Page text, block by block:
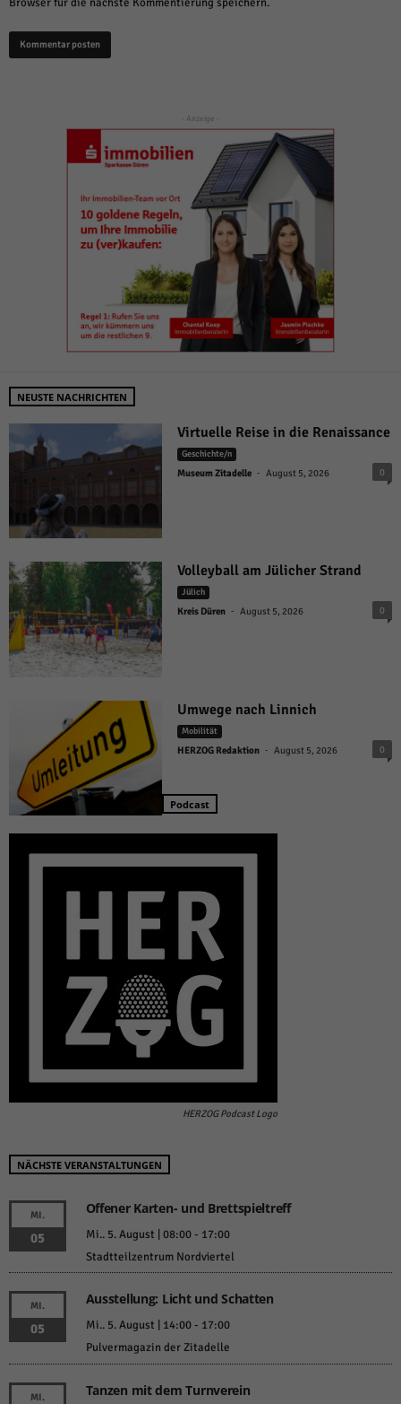
- Anzeige -
NEUSTE NACHRICHTEN
Virtuelle Reise in die Renaissance
Geschichte/n
Museum Zitadelle - August 5, 2026 0
Volleyball am Jülicher Strand
Jülich
Kreis Düren - August 5, 2026 0
Umwege nach Linnich
Mobilität
HERZOG Redaktion - August 5, 2026 0
Podcast
HERZOG Podcast Logo
NÄCHSTE VERANSTALTUNGEN
MI.
05
Offener Karten- und Brettspieltreff
Mi.. 5. August | 08:00- 17:00
Stadtteilzentrum Nordviertel
MI.
05
Ausstellung: Licht und Schatten
Mi.. 5. August | 14:00- 17:00
Pulvermagazin der Zitadelle
MI. Tanzen mit dem Turnverein